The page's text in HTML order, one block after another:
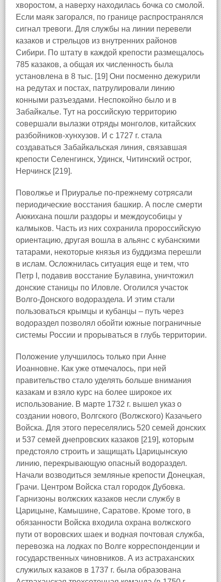
хворостом, а наверху находилась бочка со смолой.
Если маяк загорался, по границе распространялся
сигнал тревоги. Для службы на линии перевели
казаков и стрельцов из внутренних районов
Сибири. По штату в каждой крепости размещалось
785 казаков, а общая их численность была
установлена в 8 тыс. [19] Они посменно дежурили
на редутах и постах, патрулировали линию
конными разъездами. Неспокойно было и в
Забайкалье. Тут на российскую территорию
совершали вылазки отряды монголов, китайских
разбойников-хунхузов. И с 1727 г. стала
создаваться Забайкальская линия, связавшая
крепости Селенгинск, Удинск, Читинский острог,
Нерчинск [219].
Поволжье и Приуралье по-прежнему сотрясали
периодические восстания башкир. А после смерти
Аюкихана пошли раздоры и междоусобицы у
калмыков. Часть из них сохранила пророссийскую
ориентацию, другая вошла в альянс с кубанскими
татарами, некоторые князья из буддизма перешли
в ислам. Осложнилась ситуация еще и тем, что
Петр I, подавив восстание Булавина, уничтожил
донские станицы по Иловле. Оголился участок
Волго-Донского водораздела. И этим стали
пользоваться крымцы и кубанцы – путь через
водораздел позволял обойти южные пограничные
системы России и прорываться в глубь территории.
Положение улучшилось только при Анне
Иоанновне. Как уже отмечалось, при ней
правительство стало уделять больше внимания
казакам и взяло курс на более широкое их
использование. В марте 1732 г. вышел указ о
создании нового, Волгского (Волжского) Казачьего
Войска. Для этого переселялись 520 семей донских
и 537 семей днепровских казаков [219], которым
предстояло строить и защищать Царицынскую
линию, перекрывающую опасный водораздел.
Начали возводиться земляные крепости Донецкая,
Грачи. Центром Войска стал городок Дубовка.
Гарнизоны волжских казаков несли службу в
Царицыне, Камышине, Саратове. Кроме того, в
обязанности Войска входила охрана волжского
пути от воровских шаек и водная почтовая служба,
перевозка на лодках по Волге корреспонденции и
государственных чиновников. А из астраханских
служилых казаков в 1737 г. была образована